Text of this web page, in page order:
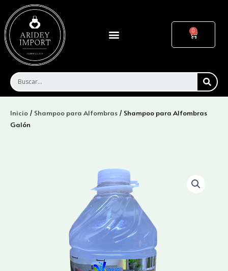
contenido
Menu Cart
Inicio / Shampoo para Alfombras / Shampoo para Alfombras
Galón